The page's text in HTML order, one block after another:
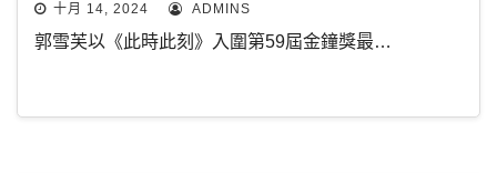
十月 14, 2024 ADMINS
郭雪芙以《此時此刻》入圍第59屆金鐘獎最…